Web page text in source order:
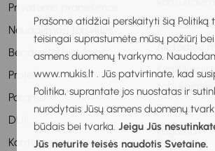
Prašome atidžiai perskaityti šią Politiką
teisingai suprastumėte mūsų požiūrį
asmens duomenų tvarkymo.
www.mukis.lt . Jūs patvirtinate, kad
Politika, suprantate jos nuostatas ir
nurodytais Jūsų asmens duomenų
būdais bei tvarka. Jeigu Jūs
Jūs neturite teisės naudotis Svetaine.
Privatumo pranešimas
Naudojimosi taisyklės
Bendradarbiavimas
Projektai
Parama
DUK
Kontaktai
Profesinis
Metodinė
tobulinimas
Stebėsena
Pagalba